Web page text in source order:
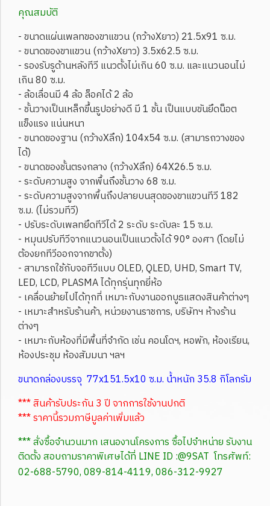
คุณสมบัติ
- ขนาดแผ่นเพลทของขาแขวน (กว้างXยาว) 21.5x91 ซ.ม.
- ขนาดของขาแขวน (กว้างXยาว) 3.5x62.5 ซ.ม.
- รองรับรูด้านหลังทีวี แนวตั้งไม่เกิน 60 ซ.ม. และแนวนอนไม่
เกิน 80 ซ.ม.
- ล้อเลื่อนมี 4 ล้อ ล็อคได้ 2 ล้อ
- ชั้นวางเป็นเหล็กขึ้นรูปอย่างดี มี 1 ชั้น เป็นแบบขันยึดน็อต
แข็งแรง แน่นหนา
- ขนาดของฐาน (กว้างXลึก) 104x54 ซ.ม. (สามารถวางของ
ได้)
- ขนาดของชั้นตรงกลาง (กว้างXลึก) 64X26.5 ซ.ม.
- ระดับความสูง จากพื้นถึงชั้นวาง 68 ซ.ม.
- ระดับความสูงจากพื้นถึงปลายบนสุดของขาแขวนทีวี 182
ซ.ม. (ไม่รวมทีวี)
- ปรับระดับเพลทยึดทีวีได้ 2 ระดับ ระดับละ 15 ซ.ม.
- หมุนปรับทีวีจากแนวนอนเป็นแนวตั้งได้ 90° องศา (โดยไม่
ต้องยกทีวีออกจากขาตั้ง)
- สามารถใช้กับจอทีวีแบบ OLED, QLED, UHD, Smart TV,
LED, LCD, PLASMA ได้ทุกรุ่นทุกยี่ห้อ
- เคลื่อนย้ายไปได้ทุกที่ เหมาะกับงานออกบูธแสดงสินค้าต่างๆ
- เหมาะสำหรับร้านค้า, หน่วยงานราชการ, บริษัทฯ ห้างร้าน
ต่างๆ
- เหมาะกับห้องที่มีพื้นที่จำกัด เช่น คอนโดฯ, หอพัก, ห้องเรียน,
ห้องประชุม ห้องสัมมนา ฯลฯ
ขนาดกล่องบรรจุ 77x151.5x10 ซ.ม. น้ำหนัก 35.8 กิโลกรัม
*** สินค้ารับประกัน 3 ปี จากการใช้งานปกติ
*** ราคานี้รวมภาษีมูลค่าเพิ่มแล้ว
*** สั่งซื้อจำนวนมาก เสนองานโครงการ ซื้อไปจำหน่าย รับงาน
ติดตั้ง สอบถามราคาพิเศษได้ที่ LINE ID :@9SAT โทรศัพท์:
02-688-5790, 089-814-4119, 086-312-9927